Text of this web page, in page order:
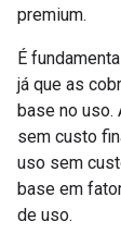
premium.
É
já que as
base no uso.
sem custo
uso sem
base em
de uso.